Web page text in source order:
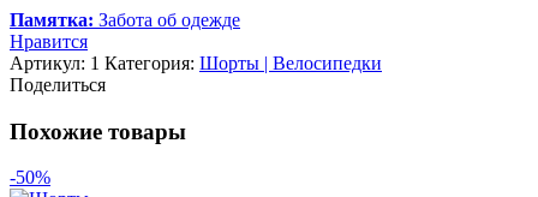
Памятка: Забота об одежде
Нравится
Артикул: 1 Категория: Шорты | Велосипедки
Поделиться
Похожие товары
-50%